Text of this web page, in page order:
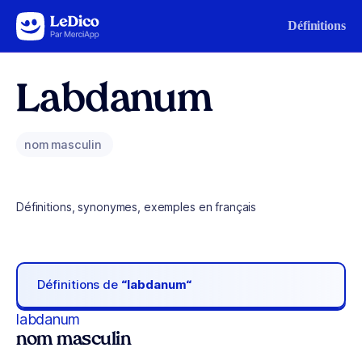
Aller au contenu Définitions
Labdanum
nom masculin
Définitions, synonymes, exemples en français
Définitions de “labdanum“
labdanum
nom masculin